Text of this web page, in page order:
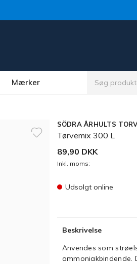
Mærker
SÖDRA ÅRHULTS
Tørvemix 300 L
89,90 DKK
Inkl. moms:
Udsolgt online
Beskrivelse
Anvendes som